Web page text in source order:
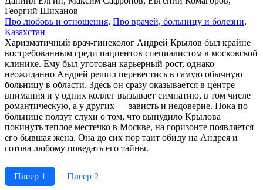
Георгий Шиханов
Про лю­бовь и от­но­ше­ния, Про вра­чей, боль­ни­цу и бо­лез­ни,
Казахстан
Харизматичный врач-гинеколог Андрей Крылов был крайне
востребованным среди пациентов специалистом в московской
клинике. Ему был уготован карьерный рост, однако
неожиданно Андрей решил перевестись в самую обычную
больницу в области. Здесь он сразу оказывается в центре
внимания и у одних коллег вызывает симпатию, в том числе
романтическую, а у других — зависть и недоверие. Пока по
больнице ползут слухи о том, что вынудило Крылова
покинуть теплое местечко в Москве, на горизонте появляется
его бывшая жена. Она до сих пор таит обиду на Андрея и
готова любому поведать его тайны.
Плеер 1
Плеер 2